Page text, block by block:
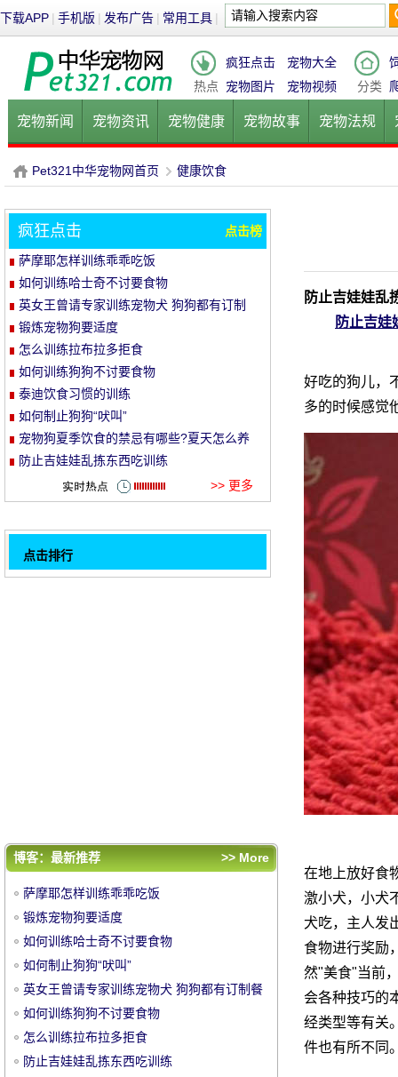
下载APP | 手机版 | 发布广告 | 常用工具 |
热点
疯狂点击
宠物大全
宠物图片
宠物视频 分类
宠物新闻 宠物资讯 宠物健康 宠物故事 宠物法规
健康饮食 宠物美容 宠物医院
P
et
中
Pet321中华宠物网首页
›
健康饮食
防止吉娃娃乱
防止吉娃
好吃的狗儿，
多的时候感觉
在地上放好食
激小犬，小犬
犬吃，主人发
食物进行奖励
然"美食"当前
会各种技巧的
经类型等有关
件也有所不同
疯狂点击 点击榜
萨摩耶怎样训练乖乖吃饭
如何训练哈士奇不讨要食物
英女王曾请专家训练宠物犬 狗狗都有订制
餐
锻炼宠物狗要适度
怎么训练拉布拉多拒食
如何训练狗狗不讨要食物
泰迪饮食习惯的训练
如何制止狗狗“吠叫”
宠物狗夏季饮食的禁忌有哪些?夏天怎么养
狗
防止吉娃娃乱拣东西吃训练
>> 更多
点击排行
狗
评论排行
如何制止狗狗“吠叫”
英女王曾请专家训练宠物犬 狗狗都有订制餐
如何训练狗狗不讨要食物
怎么训练拉布拉多拒食
防止吉娃娃乱拣东西吃训练
博客：最新推荐 >> More
萨摩耶怎样训练乖乖吃饭
锻炼宠物狗要适度
如何训练哈士奇不讨要食物
如何制止狗狗“吠叫”
英女王曾请专家训练宠物犬 狗狗都有订制餐
如何训练狗狗不讨要食物
怎么训练拉布拉多拒食
防止吉娃娃乱拣东西吃训练